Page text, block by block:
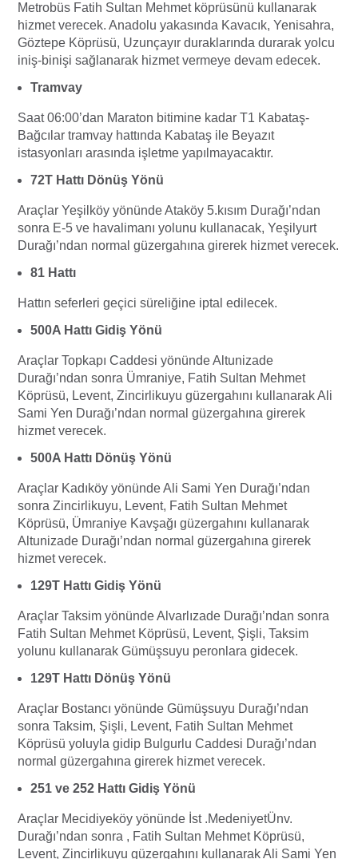
Metrobüs Fatih Sultan Mehmet köprüsünü kullanarak
hizmet verecek. Anadolu yakasında Kavacık, Yenisahra,
Göztepe Köprüsü, Uzunçayır duraklarında durarak yolcu
iniş-binişi sağlanarak hizmet vermeye devam edecek.
Tramvay
Saat 06:00’dan Maraton bitimine kadar T1 Kabataş-
Bağcılar tramvay hattında Kabataş ile Beyazıt
istasyonları arasında işletme yapılmayacaktır.
72T Hattı Dönüş Yönü
Araçlar Yeşilköy yönünde Ataköy 5.kısım Durağı’ndan
sonra E-5 ve havalimanı yolunu kullanacak, Yeşilyurt
Durağı’ndan normal güzergahına girerek hizmet verecek.
81 Hattı
Hattın seferleri geçici süreliğine iptal edilecek.
500A Hattı Gidiş Yönü
Araçlar Topkapı Caddesi yönünde Altunizade
Durağı’ndan sonra Ümraniye, Fatih Sultan Mehmet
Köprüsü, Levent, Zincirlikuyu güzergahını kullanarak Ali
Sami Yen Durağı’ndan normal güzergahına girerek
hizmet verecek.
500A Hattı Dönüş Yönü
Araçlar Kadıköy yönünde Ali Sami Yen Durağı’ndan
sonra Zincirlikuyu, Levent, Fatih Sultan Mehmet
Köprüsü, Ümraniye Kavşağı güzergahını kullanarak
Altunizade Durağı’ndan normal güzergahına girerek
hizmet verecek.
129T Hattı Gidiş Yönü
Araçlar Taksim yönünde Alvarlızade Durağı’ndan sonra
Fatih Sultan Mehmet Köprüsü, Levent, Şişli, Taksim
yolunu kullanarak Gümüşsuyu peronlara gidecek.
129T Hattı Dönüş Yönü
Araçlar Bostancı yönünde Gümüşsuyu Durağı’ndan
sonra Taksim, Şişli, Levent, Fatih Sultan Mehmet
Köprüsü yoluyla gidip Bulgurlu Caddesi Durağı’ndan
normal güzergahına girerek hizmet verecek.
251 ve 252 Hattı Gidiş Yönü
Araçlar Mecidiyeköy yönünde İst .MedeniyetÜnv.
Durağı’ndan sonra , Fatih Sultan Mehmet Köprüsü,
Levent, Zincirlikuyu güzergahını kullanarak Ali Sami Yen